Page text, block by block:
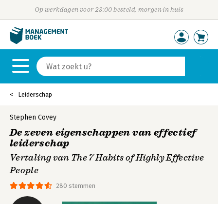
Op werkdagen voor 23:00 besteld, morgen in huis
Leiderschap
280 stemmen
Stephen Covey
De zeven eigenschappen van effectief
leiderschap
Vertaling van The 7 Habits of Highly Effective
People